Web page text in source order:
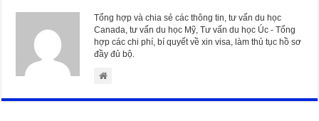
Tổng hợp và chia sẻ các thông tin, tư vấn du học
Canada, tư vấn du học Mỹ, Tư vấn du học Úc - Tổng
hợp các chi phí, bí quyết về xin visa, làm thủ tục hồ sơ
đầy đủ bộ.